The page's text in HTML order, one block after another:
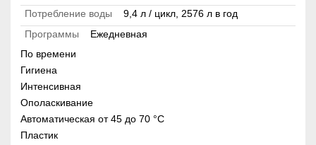
Потребление воды
9,4 л / цикл, 2576 л в год
Программы
Ежедневная
По времени
Гигиена
Интенсивная
Ополаскивание
Автоматическая от 45 до 70 °С
Пластик